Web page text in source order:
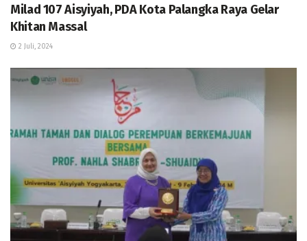
Milad 107 Aisyiyah, PDA Kota Palangka Raya Gelar
Khitan Massal
2 Juli, 2024